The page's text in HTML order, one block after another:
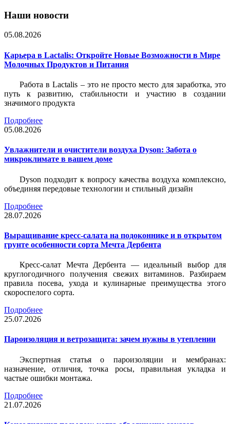
Наши новости
05.08.2026
Карьера в Lactalis: Откройте Новые Возможности в Мире
Молочных Продуктов и Питания
Работа в Lactalis – это не просто место для заработка, это
путь к развитию, стабильности и участию в создании
значимого продукта
Подробнее
05.08.2026
Увлажнители и очистители воздуха Dyson: Забота о
микроклимате в вашем доме
Dyson подходит к вопросу качества воздуха комплексно,
объединяя передовые технологии и стильный дизайн
Подробнее
28.07.2026
Выращивание кресс-салата на подоконнике и в открытом
грунте особенности сорта Мечта Дербента
Кресс-салат Мечта Дербента — идеальный выбор для
круглогодичного получения свежих витаминов. Разбираем
правила посева, ухода и кулинарные преимущества этого
скороспелого сорта.
Подробнее
25.07.2026
Пароизоляция и ветрозащита: зачем нужны в утеплении
Экспертная статья о пароизоляции и мембранах:
назначение, отличия, точка росы, правильная укладка и
частые ошибки монтажа.
Подробнее
21.07.2026